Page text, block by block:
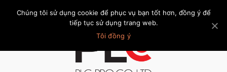
Trang chủ Giới thiệu Khách hàng Liên hệ Thành viên
Chúng tôi sử dụng cookie để phục vụ bạn tốt hơn, đồng ý để
tiếp tục sử dụng trang web.
Tôi đồng ý